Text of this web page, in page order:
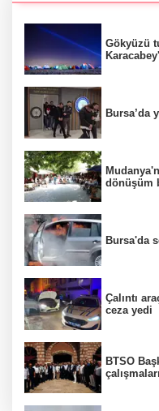
Gökyüzü
Bursa’da
dönüşüm
Bursa'da
Çalıntı
ceza yedi
BTSO